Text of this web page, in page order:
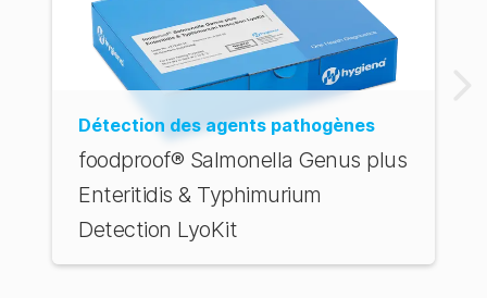
Détection des agents pathogènes
foodproof® Salmonella Genus plus
Enteritidis & Typhimurium
Detection LyoKit